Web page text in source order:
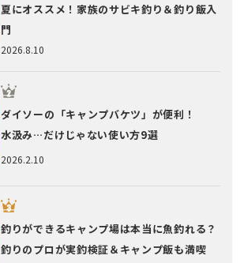
2026.8.10
夏にオススメ！家族のサビキ釣り＆釣り飯入
門
2026.2.10
ダイソーの「キャンプバケツ」が便利！
水汲み…だけじゃない使い方9選
釣りができるキャンプ場は本当に魚釣れる？
釣りのプロが実釣検証＆キャンプ飯も満喫